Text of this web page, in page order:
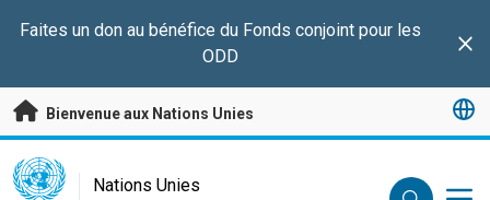
Faites un don au bénéfice du Fonds conjoint pour les
ODD
Bienvenue aux Nations Unies
UN Logo
Nations Unies